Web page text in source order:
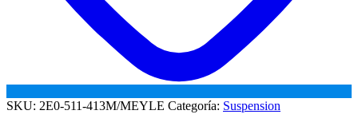
SKU: 2E0-511-413M/MEYLE Categoría: Suspension